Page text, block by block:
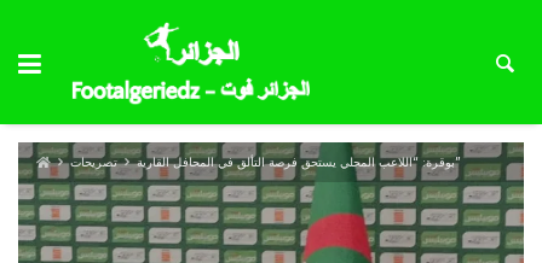
تصريحات بوقرة: “اللاعب المحلي يستحق فرصة التألق في المحافل القارية”